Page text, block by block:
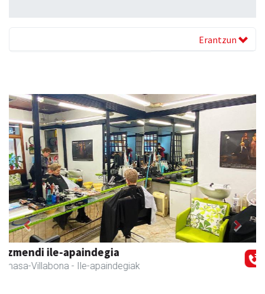
Erantzun
Akam espazioa
Amasa-Villabona - Arropa-dendak
Previous Next